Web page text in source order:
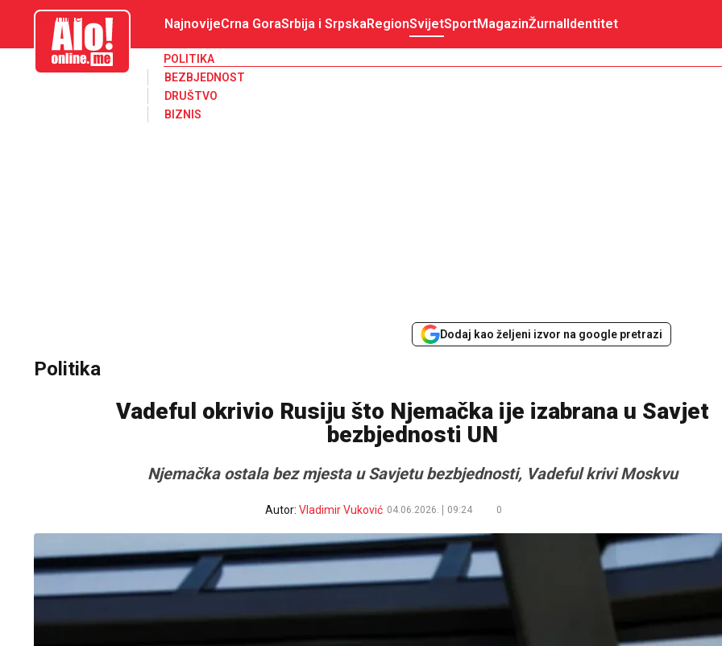
aloonline.me NajnovijeCrna GoraSrbija i SrpskaRegionSvijetSportMagazinŽurnalIdentitet
POLITIKA
BEZBJEDNOST
DRUŠTVO
BIZNIS
Dodaj kao željeni izvor na google pretrazi
Politika
Vadeful okrivio Rusiju što Njemačka ije izabrana u Savjet
bezbjednosti UN
Njemačka ostala bez mjesta u Savjetu bezbjednosti, Vadeful krivi Moskvu
Autor: Vladimir Vuković 04.06.2026. 09:24 0